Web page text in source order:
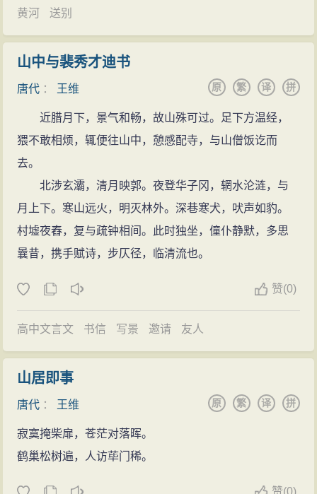
有这样一段故事：一次，一个人弄到一幅奏乐图，但不
知为何题名。王维见后回答说 ：“这是《霓裳羽衣曲》的
第三叠第一拍。”请来乐师演奏，果然分毫不差（根据沈
括《梦溪笔谈》卷十七“书画”的考证，《霓裳羽衣曲》第
三叠并没有拍，是散曲，白居易的句子“中序擘騞初入拍”
也可以说明这一点。沈括精通音律，其言可信。王维工
于音律，是正史所载之事，但这个故事却是编造的）。
在诗歌方面，有他十五、十七、十八岁时写成的有
文字记载的资料。可见，他在十几岁时已经是位有名的
诗人了。这在诗人中是罕见的。当时，在那贵族世袭的
社会中，像王维这样多才多艺的资质，自然会深受赞
出仕后，王维利用官僚生活的空余时间，在京城的
初唐诗人宋之问所有，那是一座很宽阔的去处，有山有
湖，有林子也有溪谷，其间散布着若干馆舍。王维在这
时和他的知心好友度着悠闲自在的生活。这就是他的半
官半隐的生活情况。
一直过着舒服的生活的王维，到了晚年却被卷入意
外的波澜当中。玄宗天宝十四年（755）爆发了安史之
到王维影响。直到清代，王士祯标举神韵，实际上也以
容。
黄河 送别
山中与裴秀才迪书
唐代 ： 王维 拼
译
繁
原
近腊月下，景气和畅，故山殊可过。足下方温经，
猥不敢相烦，辄便往山中，憩感配寺，与山僧饭讫而
去。
北涉玄灞，清月映郭。夜登华子冈，辋水沦涟，与
月上下。寒山远火，明灭林外。深巷寒犬，吠声如豹。
村墟夜舂，复与疏钟相间。此时独坐，僮仆静默，多思
曩昔，携手赋诗，步仄径，临清流也。
赞(0)
高中文言文 书信 写景 邀请 友人
山居即事
唐代 ： 王维 拼
译
繁
原
寂寞掩柴扉，苍茫对落晖。
鹤巢松树遍，人访荜门稀。
赞(0)